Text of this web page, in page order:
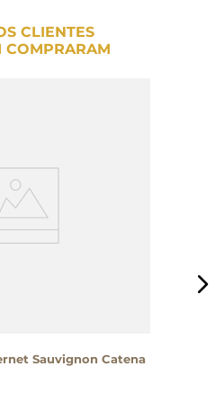
CLIENTES
COMPRARAM
Sauvignon Catena